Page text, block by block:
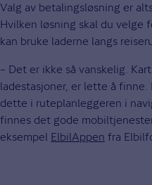
Valg av betalingsløsning er
Hvilken løsning skal du velge
kan bruke laderne langs
– Det er ikke så vanskelig.
ladestasjoner, er lette å
dette i ruteplanleggeren i
finnes det gode
eksempel ElbilAppen fra